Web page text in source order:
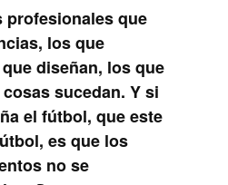
profesionales que
los que
diseñan, los que
sucedan. Y si
el fútbol, que este
es que los
no se